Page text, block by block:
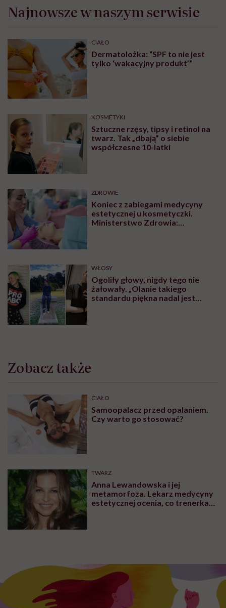
Najnowsze w naszym serwisie
CIAŁO
Dermatolożka: “SPF to nie jest
tylko ‘wakacyjny produkt’”
KOSMETYKI
Sztuczne rzęsy, tipsy i retinol na
twarz. Tak „dbają” o siebie
współczesne 10-latki
ZDROWIE
Koniec z zabiegami medycyny
estetycznej u kosmetyczki.
Ministerstwo Zdrowia:
WŁOSY
Ogoliły głowy, nigdy tego nie
żałowały. „Olanie takiego
standardu piękna nadal jest
Zobacz także
CIAŁO
Samoopalacz przed opalaniem.
Czy warto go stosować?
TWARZ
Anna Lewandowska i jej
metamorfoza. Lekarz medycyny
estetycznej ocenia, co trenerka